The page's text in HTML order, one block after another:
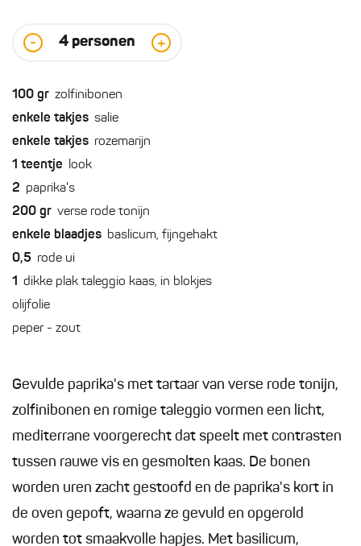
- 4 personen +
100 gr zolfinibonen
enkele takjes salie
enkele takjes rozemarijn
1 teentje look
2 paprika's
200 gr verse rode tonijn
enkele blaadjes baslicum, fijngehakt
0,5 rode ui
1 dikke plak taleggio kaas, in blokjes
olijfolie
peper - zout
Gevulde paprika's met tartaar van verse rode tonijn,
zolfinibonen en romige taleggio vormen een licht,
mediterrane voorgerecht dat speelt met contrasten
tussen rauwe vis en gesmolten kaas. De bonen
worden uren zacht gestoofd en de paprika's kort in
de oven gepoft, waarna ze gevuld en opgerold
worden tot smaakvolle hapjes. Met basilicum,